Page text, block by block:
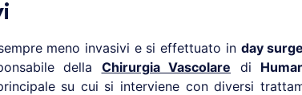
meno invasivi e si effettuato in day
della Chirurgia Vascolare di
su cui si interviene con diversi